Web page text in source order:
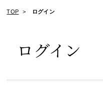
TOP ログイン
ログイン